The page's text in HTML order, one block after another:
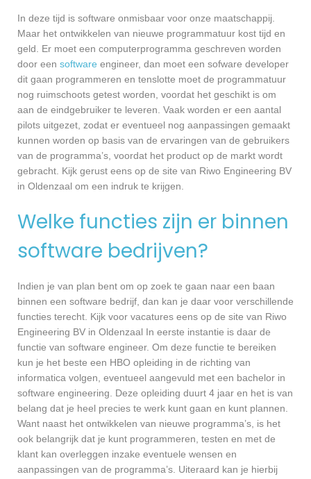
In deze tijd is software onmisbaar voor onze maatschappij.
Maar het ontwikkelen van nieuwe programmatuur kost tijd en
geld. Er moet een computerprogramma geschreven worden
door een software engineer, dan moet een sofware developer
dit gaan programmeren en tenslotte moet de programmatuur
nog ruimschoots getest worden, voordat het geschikt is om
aan de eindgebruiker te leveren. Vaak worden er een aantal
pilots uitgezet, zodat er eventueel nog aanpassingen gemaakt
kunnen worden op basis van de ervaringen van de gebruikers
van de programma’s, voordat het product op de markt wordt
gebracht. Kijk gerust eens op de site van Riwo Engineering BV
in Oldenzaal om een indruk te krijgen.
Welke functies zijn er binnen
software bedrijven?
Indien je van plan bent om op zoek te gaan naar een baan
binnen een software bedrijf, dan kan je daar voor verschillende
functies terecht. Kijk voor vacatures eens op de site van Riwo
Engineering BV in Oldenzaal In eerste instantie is daar de
functie van software engineer. Om deze functie te bereiken
kun je het beste een HBO opleiding in de richting van
informatica volgen, eventueel aangevuld met een bachelor in
software engineering. Deze opleiding duurt 4 jaar en het is van
belang dat je heel precies te werk kunt gaan en kunt plannen.
Want naast het ontwikkelen van nieuwe programma’s, is het
ook belangrijk dat je kunt programmeren, testen en met de
klant kan overleggen inzake eventuele wensen en
aanpassingen van de programma’s. Uiteraard kan je hierbij